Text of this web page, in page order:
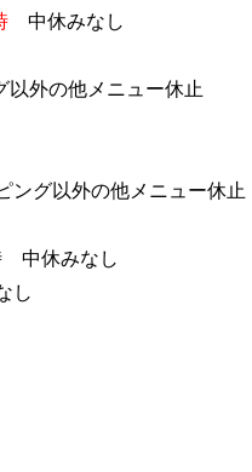
中休みなし
外の他メニュー休止
グ以外の他メニュー休止
中休みなし
し